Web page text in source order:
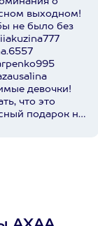
выходном!
не было без
девочки!
что это
подарок на